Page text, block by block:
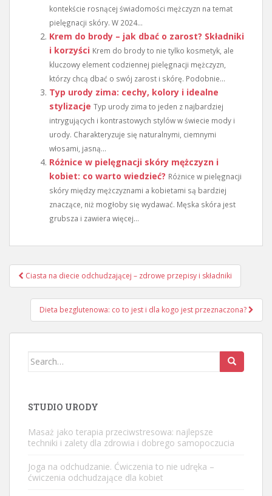
kontekście rosnącej świadomości mężczyzn na temat
pielęgnacji skóry. W 2024...
Krem do brody – jak dbać o zarost? Składniki
i korzyści Krem do brody to nie tylko kosmetyk, ale
kluczowy element codziennej pielęgnacji mężczyzn,
którzy chcą dbać o swój zarost i skórę. Podobnie...
Typ urody zima: cechy, kolory i idealne
stylizacje Typ urody zima to jeden z najbardziej
intrygujących i kontrastowych stylów w świecie mody i
urody. Charakteryzuje się naturalnymi, ciemnymi
włosami, jasną...
Różnice w pielęgnacji skóry mężczyzn i
kobiet: co warto wiedzieć? Różnice w pielęgnacji
skóry między mężczyznami a kobietami są bardziej
znaczące, niż mogłoby się wydawać. Męska skóra jest
grubsza i zawiera więcej...
Nawigacja
wpisu
Ciasta na diecie odchudzającej – zdrowe przepisy i składniki
Dieta bezglutenowa: co to jest i dla kogo jest przeznaczona?
Search
STUDIO URODY
Masaż jako terapia przeciwstresowa: najlepsze
techniki i zalety dla zdrowia i dobrego samopoczucia
Joga na odchudzanie. Ćwiczenia to nie udręka –
ćwiczenia odchudzające dla kobiet